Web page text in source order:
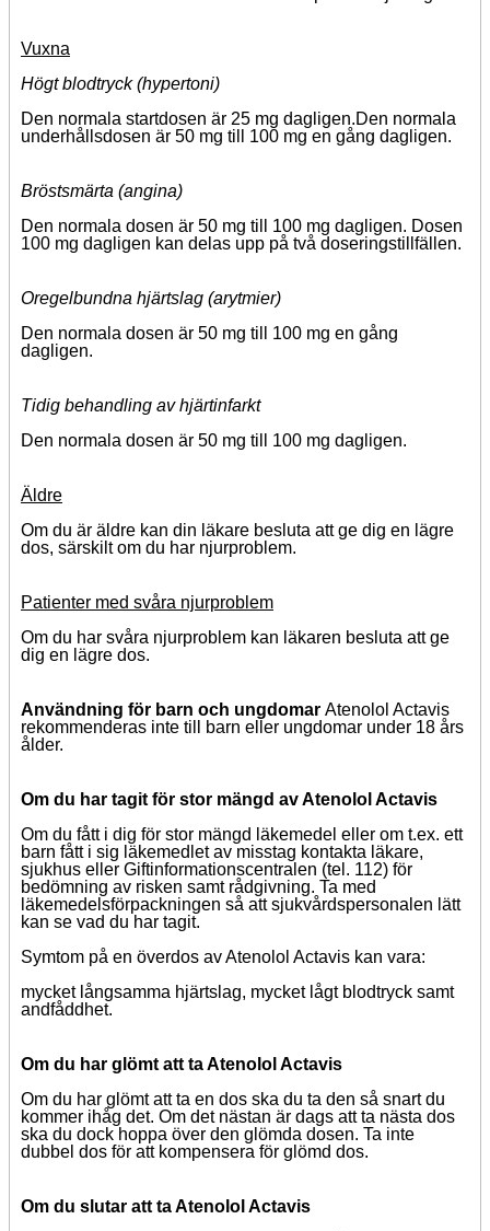
Vuxna
Högt blodtryck (hypertoni)
Den normala startdosen är 25 mg dagligen.Den normala
underhållsdosen är 50 mg till 100 mg en gång dagligen.
Bröstsmärta (angina)
Den normala dosen är 50 mg till 100 mg dagligen. Dosen
100 mg dagligen kan delas upp på två doseringstillfällen.
Oregelbundna hjärtslag (arytmier)
Den normala dosen är 50 mg till 100 mg en gång
dagligen.
Tidig behandling av hjärtinfarkt
Den normala dosen är 50 mg till 100 mg dagligen.
Äldre
Om du är äldre kan din läkare besluta att ge dig en lägre
dos, särskilt om du har njurproblem.
Patienter med svåra njurproblem
Om du har svåra njurproblem kan läkaren besluta att ge
dig en lägre dos.
Användning för barn och ungdomar Atenolol Actavis
rekommenderas inte till barn eller ungdomar under 18 års
ålder.
Om du har tagit för stor mängd av Atenolol Actavis
Om du fått i dig för stor mängd läkemedel eller om t.ex. ett
barn fått i sig läkemedlet av misstag kontakta läkare,
sjukhus eller Giftinformationscentralen (tel. 112) för
bedömning av risken samt rådgivning. Ta med
läkemedelsförpackningen så att sjukvårdspersonalen lätt
kan se vad du har tagit.
Symtom på en överdos av Atenolol Actavis kan vara:
mycket långsamma hjärtslag, mycket lågt blodtryck samt
andfåddhet.
Om du har glömt att ta Atenolol Actavis
Om du har glömt att ta en dos ska du ta den så snart du
kommer ihåg det. Om det nästan är dags att ta nästa dos
ska du dock hoppa över den glömda dosen. Ta inte
dubbel dos för att kompensera för glömd dos.
Om du slutar att ta Atenolol Actavis